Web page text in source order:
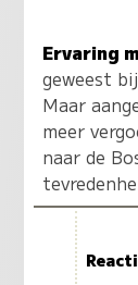
Ervaring
geweest
Maar
meer
naar de